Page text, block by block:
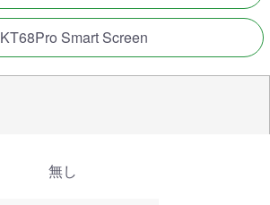
KT68Pro Smart Screen
無し